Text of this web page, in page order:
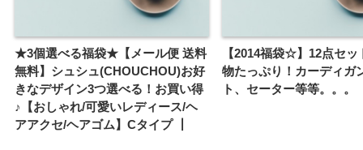
★3個選べる福袋★【メール便 送料
無料】シュシュ(CHOUCHOU)お好
きなデザイン3つ選べる！お買い得
♪【おしゃれ/可愛いレディース/ヘ
アアクセ/ヘアゴム】Cタイプ ┃
【2014福袋☆】12点セッ
物たっぷり！カーディガ
ト、セーター等等。。。